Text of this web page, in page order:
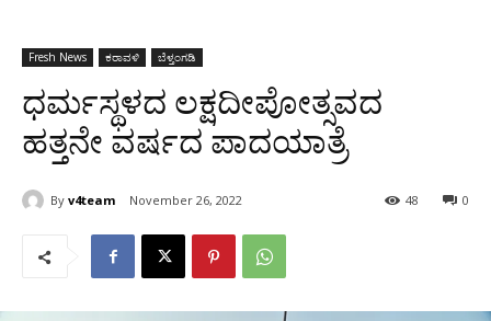
Fresh News ಕರಾವಳಿ ಬೆಳ್ತಂಗಡಿ
ಧರ್ಮಸ್ಥಳದ ಲಕ್ಷದೀಪೋತ್ಸವದ
ಹತ್ತನೇ ವರ್ಷದ ಪಾದಯಾತ್ರೆ
By v4team November 26, 2022 0
48